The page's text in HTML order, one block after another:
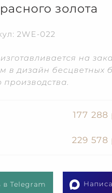
золота
2WE-022
на
в дизайн бесцветных
производства.
177
229 578
в Telegram